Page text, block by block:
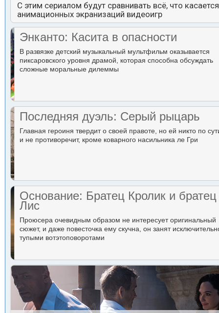
С этим сериалом будут сравнивать всё, что касается
анимационных экранизаций видеоигр
Энканто: Касита в опасности
В развязке детский музыкальный мультфильм оказывается
пиксаровского уровня драмой, которая способна обсуждать
сложные моральные дилеммы
Последняя дуэль: Серый рыцарь
Главная героиня твердит о своей правоте, но ей никто по
и не противоречит, кроме коварного насильника ле Гри
Основание: Братец Кролик и братец
Лис
Проюсера очевидным образом не интересует оригинальный
сюжет, и даже повесточка ему скучна, он занят
тупыми вотэтоповоротами